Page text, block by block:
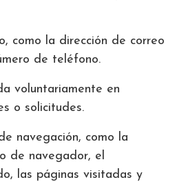
como la dirección de correo
de teléfono.
voluntariamente en
o solicitudes.
navegación, como la
de navegador, el
las páginas visitadas y